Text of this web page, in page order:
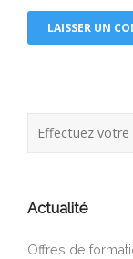
Actualité
Offres de